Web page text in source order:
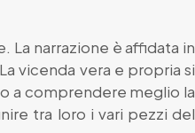
La narrazione è affidata in
vicenda vera e propria si
a comprendere meglio la
tra loro i vari pezzi del